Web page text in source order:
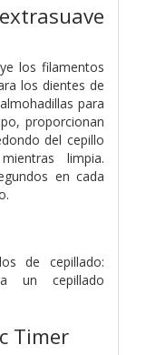
los filamentos
los dientes de
para
proporcionan
del cepillo
limpia.
en cada
de cepillado:
un cepillado
Timer